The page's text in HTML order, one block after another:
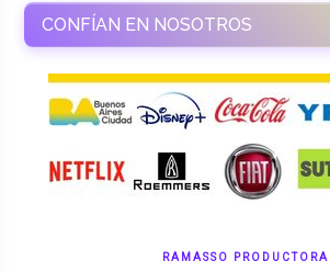
RAMASSO PRODUCTORA